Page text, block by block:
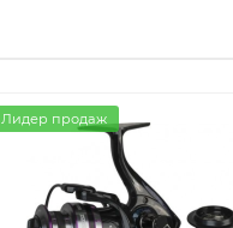
Лидер продаж